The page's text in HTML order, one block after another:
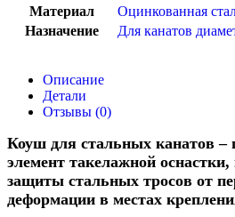
Материал
Оцинкованная
Назначение
Для канатов
Описание
Детали
Отзывы (0)
Коуш для стальных канатов
элемент такелажной
защиты стальных тросов от
деформации в местах